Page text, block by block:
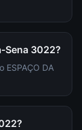
Sena 3022?
ESPAÇO DA